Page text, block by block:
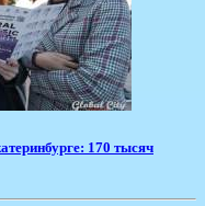
170 тысяч